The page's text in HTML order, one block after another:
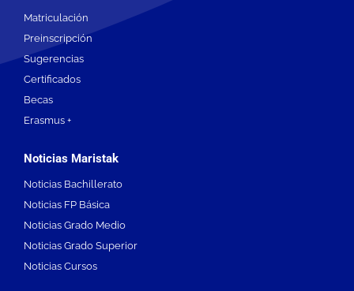
Matriculación
Preinscripción
Sugerencias
Certificados
Becas
Erasmus +
Noticias Maristak
Noticias Bachillerato
Noticias FP Básica
Noticias Grado Medio
Noticias Grado Superior
Noticias Cursos